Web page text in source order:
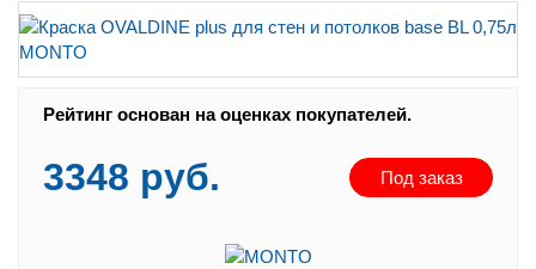
Рейтинг:
Рейтинг основан на оценках покупателей.
3348 руб. Под заказ